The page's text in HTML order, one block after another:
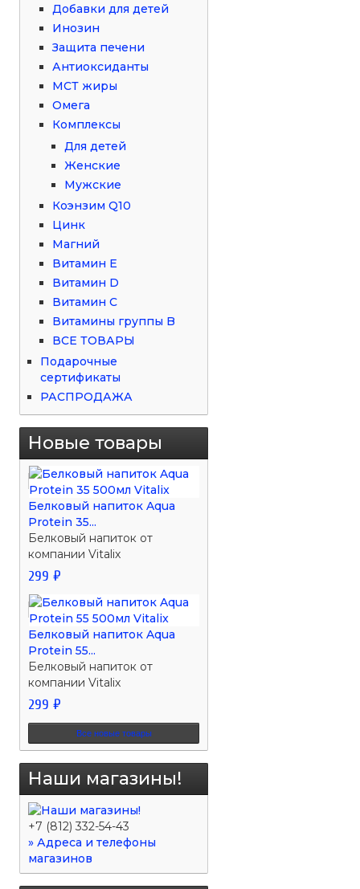
Добавки для детей
Инозин
Защита печени
Антиоксиданты
МСТ жиры
Омега
Комплексы
Для детей
Женские
Мужские
Коэнзим Q10
Цинк
Магний
Витамин Е
Витамин D
Витамин С
Витамины группы B
ВСЕ ТОВАРЫ
Подарочные
сертификаты
РАСПРОДАЖА
Новые товары
Белковый напиток Aqua
Protein 35...
Белковый напиток от
компании Vitalix
299 ₽
Белковый напиток Aqua
Protein 55...
Белковый напиток от
компании Vitalix
299 ₽
Все новые товары
Наши магазины!
+7 (812) 332-54-43
» Адреса и телефоны
магазинов